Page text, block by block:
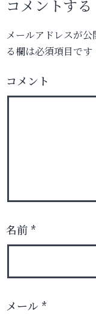
コメントする
メールアドレスが公
る欄は必須項目です
コメント
名前 *
メール *